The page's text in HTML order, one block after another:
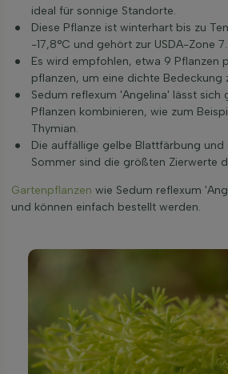
ideal für sonnige Standorte.
Diese Pflanze ist winterhart bis zu
-17,8°C und gehört zur USDA-Zone 7.
Es wird empfohlen, etwa 9 Pflanzen
pflanzen, um eine dichte Bedeckung
Sedum reflexum 'Angelina' lässt sich
Pflanzen kombinieren, wie zum
Thymian.
Die auffällige gelbe Blattfärbung und
Sommer sind die größten Zierwerte
Gartenpflanzen wie Sedum reflexum
und können einfach bestellt werden.